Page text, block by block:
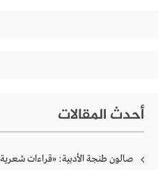
أحدث المقالات
صالون طنجة الأدبية: «قراءات